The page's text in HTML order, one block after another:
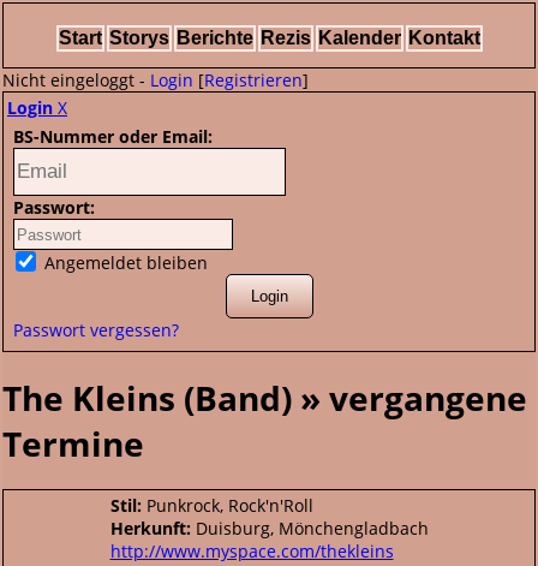
Start Storys Berichte Rezis Kalender Kontakt
Nicht eingeloggt - Login [Registrieren]
Login X
BS-Nummer oder Email:
Passwort:
Angemeldet bleiben
Passwort vergessen?
The Kleins (Band) » vergangene
Termine
Stil: Punkrock, Rock'n'Roll
Herkunft: Duisburg, Mönchengladbach
http://www.myspace.com/thekleins